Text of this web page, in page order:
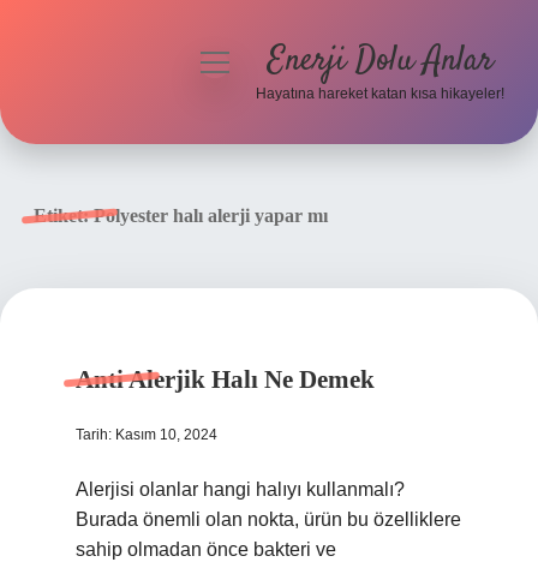
menüyüEnerji Dolu Anlar
Hayatına hareket katan kısa hikayeler!
Etiket:Polyester halı alerji yapar mı
Anti Alerjik Halı Ne Demek
Tarih: Kasım 10, 2024
Alerjisi olanlar hangi halıyı kullanmalı?
Burada önemli olan nokta, ürün bu özelliklere
sahip olmadan önce bakteri ve